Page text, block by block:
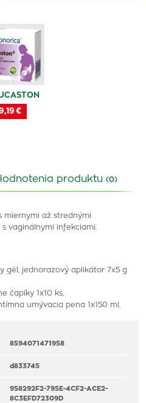
€
produktu (0)
miernymi až strednými
vaginálnymi infekciami.
gél, jednorazový aplikátor 7x5 g
čapíky 1x10 ks,
umývacia pena 1x150 ml.
8594071471958
d833745
958292F2-795E-4CF2-ACE2-
8C3EFD72309D